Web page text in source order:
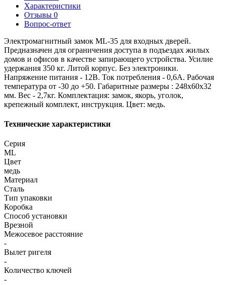
Характеристики
Отзывы 0
Вопрос-ответ
Электромагнитный замок ML-35 для входных дверей.
Предназначен для ограничения доступа в подъездах жилых
домов и офисов в качестве запирающего устройства. Усилие
удержания 350 кг. Литой корпус. Без электроники.
Напряжение питания - 12В. Ток потребления - 0,6А. Рабочая
температура от -30 до +50. Габаритные размеры : 248х60х32
мм. Вес - 2,7кг. Комплектация: замок, якорь, уголок,
крепежный комплект, инструкция. Цвет: медь.
Технические характеристики
Серия
ML
Цвет
медь
Материал
Сталь
Тип упаковки
Коробка
Способ установки
Врезной
Межосевое расстояние
-
Вылет ригеля
-
Количество ключей
-